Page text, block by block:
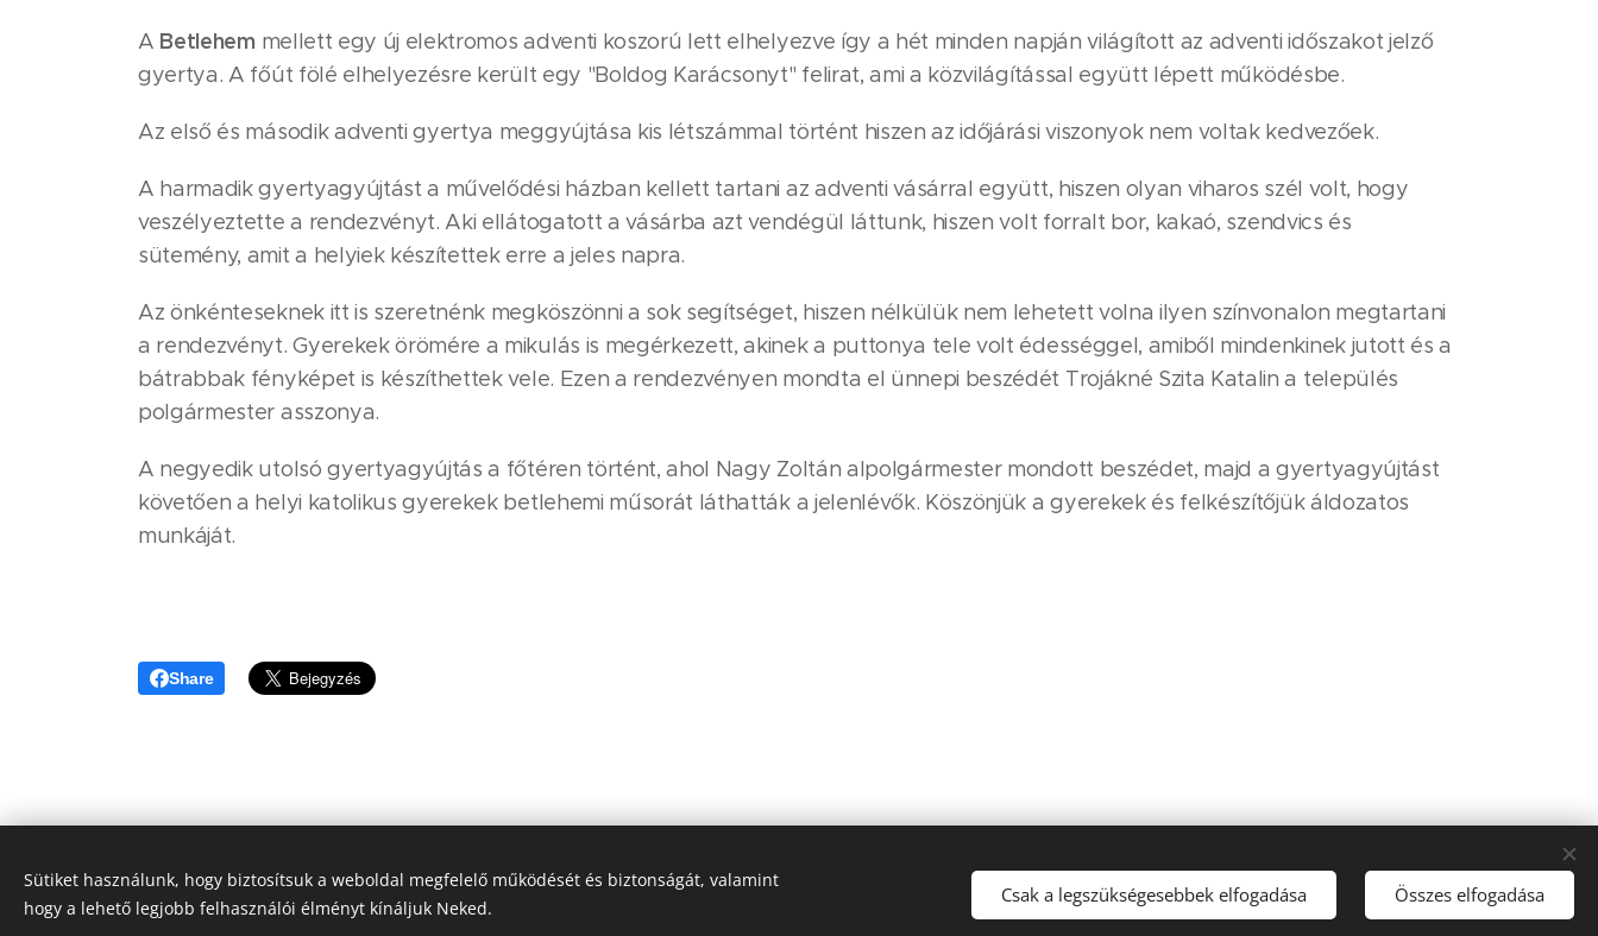
A Betlehem mellett egy új elektromos adventi koszorú lett elhelyezve így a hét minden napján világított az adventi időszakot jelző
gyertya. A főút fölé elhelyezésre került egy "Boldog Karácsonyt" felirat, ami a közvilágítással együtt lépett működésbe.
Az első és második adventi gyertya meggyújtása kis létszámmal történt hiszen az időjárási viszonyok nem voltak kedvezőek.
A harmadik gyertyagyújtást a művelődési házban kellett tartani az adventi vásárral együtt, hiszen olyan viharos szél volt, hogy
veszélyeztette a rendezvényt. Aki ellátogatott a vásárba azt vendégül láttunk, hiszen volt forralt bor, kakaó, szendvics és
sütemény, amit a helyiek készítettek erre a jeles napra.
Az önkénteseknek itt is szeretnénk megköszönni a sok segítséget, hiszen nélkülük nem lehetett volna ilyen színvonalon megtartani
a rendezvényt. Gyerekek örömére a mikulás is megérkezett, akinek a puttonya tele volt édességgel, amiből mindenkinek jutott és a
bátrabbak fényképet is készíthettek vele. Ezen a rendezvényen mondta el ünnepi beszédét Trojákné Szita Katalin a település
polgármester asszonya.
A negyedik utolsó gyertyagyújtás a főtéren történt, ahol Nagy Zoltán alpolgármester mondott beszédet, majd a gyertyagyújtást
követően a helyi katolikus gyerekek betlehemi műsorát láthatták a jelenlévők. Köszönjük a gyerekek és felkészítőjük áldozatos
munkáját.
Share
2022. Szápár Község Önkormányzata © Minden jog fenntartva.
Sütiket használunk, hogy biztosítsuk a weboldal megfelelő működését és biztonságát, valamint
hogy a lehető legjobb felhasználói élményt kínáljuk Neked.
Csak a legszükségesebbek elfogadása Összes elfogadása